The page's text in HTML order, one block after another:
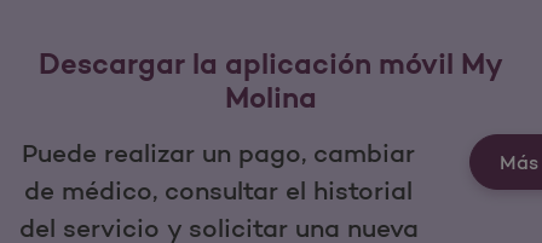
Descargar la aplicación móvil My
Molina
Puede realizar un pago, cambiar
de médico, consultar el historial
del servicio y solicitar una nueva